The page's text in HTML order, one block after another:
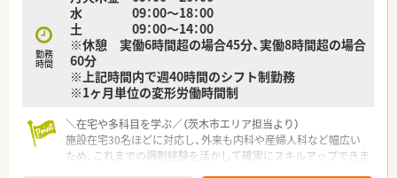
もチームワーク良く笑顔で協力し合えるアットホームな空間で
す。
勤務
時間
水 09：00～18：00
土 09：00～14：00
※休憩 実働6時間超の場合45分、実働8時間超の場合
60分
※上記時間内で週40時間のシフト制勤務
※1ヶ月単位の変形労働時間制
＼在宅や多科目を学ぶ／（茨木市エリア担当より）
施設在宅30名ほどに対応し、外来も内科や産婦人科など幅広い
ため、これまでの調剤経験を活かして確実にスキルアップできま